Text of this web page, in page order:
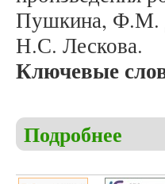
Пушкина, Ф.М.
Н.С. Лескова.
Ключевые
Подробнее